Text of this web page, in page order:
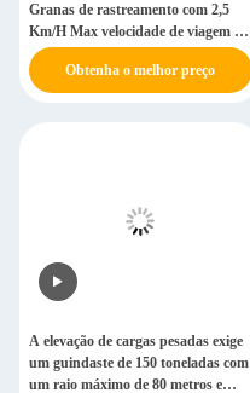
Granas de rastreamento com 2,5
Km/H Max velocidade de viagem e
30m comprimento Jib
Obtenha o melhor preço
A elevação de cargas pesadas exige
um guindaste de 150 toneladas com
um raio máximo de 80 metros e